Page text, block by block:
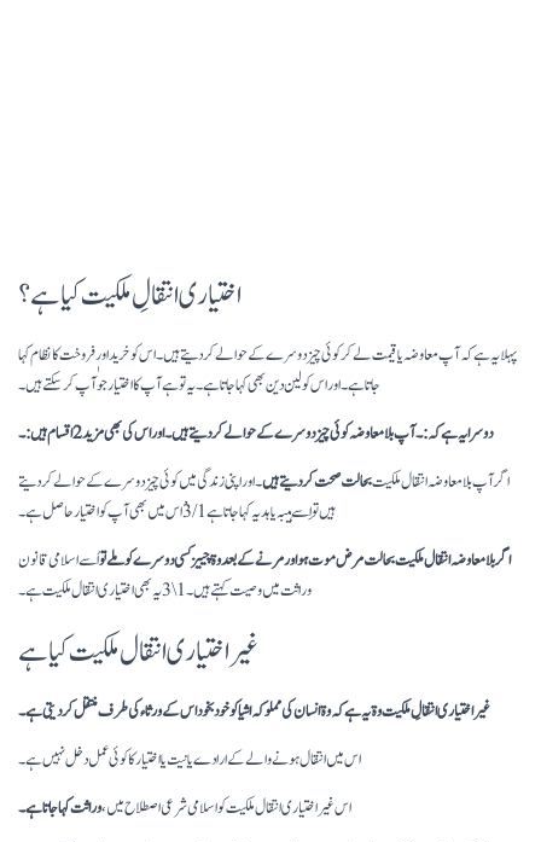
اختیاری انتقالِ ملکیت کیا ہے ؟
پہلا یہ ہے کہ آپ معاوضہ یا قیمت لے کر کوئی چیز دوسرے کے حوالے کر دیتے ہیں ۔ اس کو خرید اور ٖفروخت کا نظام کہا
جاتا ہے ۔ اور اس کو لین دین بھی کہا جاتا ہے ۔ یہ تو ہے آپ کا اختیار جو آپ کر سکتے ہیں ۔
دوسرا یہ ہے کہ : ۔ آپ بلا معاوضہ کوئی چیز دوسرے کے حوالے کر دیتے ہیں ۔ اور اس کی بھی مزید 2 اقسام ہیں :۔
اگر آپ بلا معاوضہ انتقال ملکیتبحالت صحت کر دیتے ہیں۔اور اپنی زندگی میں کوئی چیز دوسرے کے حوالے کر دیتے
ہیں تو اِسے ہیبہ یا ہدیہ کہا جاتا ہے 1 /3 ْاس میں بھی آپ کو اختیار حاصل ہے ۔
اگر بلا معاوضہ انتقال ملکیت بحالت مرض موت ہو اور مرنے کے بعد وة چییز کسی دوسرے کو ملے تواُسے اسلامی قانون
وراثت میں وصیت کہتے ہیں ۔ 1 \ 3 یہ بھی اختیاری انتقال ملکیت ہے ۔
غیر اختیاری انتقال ملکیت کیا ہے
غیر اختیاری انتقالِ ملکیت وة یہ ہے کہ وة انسان کی مملوکہ اشیا کو خود بخود اس کے ورثاء کی طرف منتقل کر دیتی ہے ۔
اس میں انتقال ہونے والے کے ارادے یا نیت یا اختیار کا کوئی عمل دخل نہیں ہے ۔
اس غیر اختیاری انتقال ملکیت کو اسلامی شرعی اصطلاح میں ،وراثت کہا جاتا ہے ۔